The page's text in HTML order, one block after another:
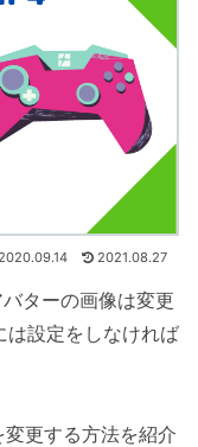
2020.09.14 2021.08.27
ターの画像は変更
は設定をしなければ
更する方法を紹介